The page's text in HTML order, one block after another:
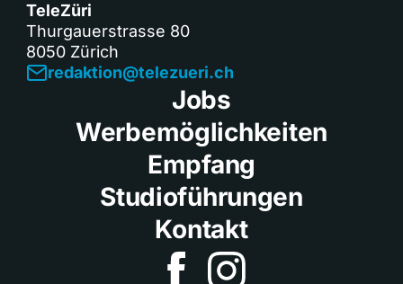
TeleZüri
Thurgauerstrasse 80
8050 Zürich
redaktion@telezueri.ch
Jobs
Werbemöglichkeiten
Empfang
Studioführungen
Kontakt